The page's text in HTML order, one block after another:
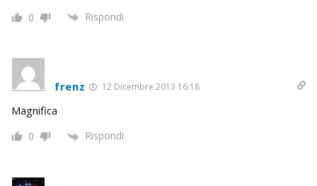
0 Rispondi
frenz 12 Dicembre 2013 16:18
Magnifica
0 Rispondi